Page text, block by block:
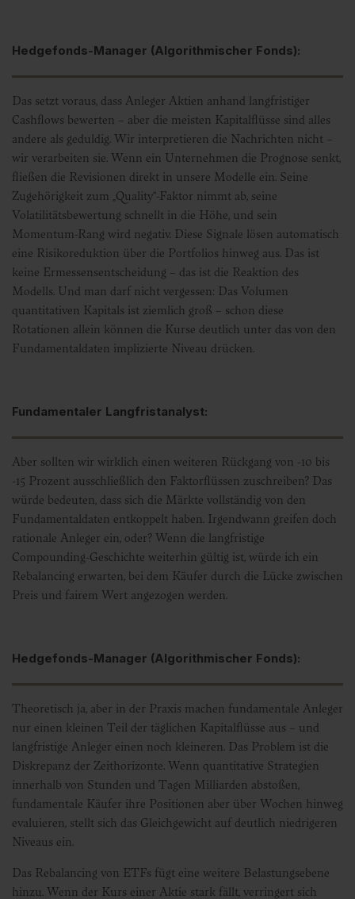
Hedgefonds-Manager (Algorithmischer Fonds):
Das setzt voraus, dass Anleger Aktien anhand langfristiger
Cashflows bewerten – aber die meisten Kapitalflüsse sind alles
andere als geduldig. Wir interpretieren die Nachrichten nicht –
wir verarbeiten sie. Wenn ein Unternehmen die Prognose senkt,
fließen die Revisionen direkt in unsere Modelle ein. Seine
Zugehörigkeit zum „Quality“-Faktor nimmt ab, seine
Volatilitätsbewertung schnellt in die Höhe, und sein
Momentum-Rang wird negativ. Diese Signale lösen automatisch
eine Risikoreduktion über die Portfolios hinweg aus. Das ist
keine Ermessensentscheidung – das ist die Reaktion des
Modells. Und man darf nicht vergessen: Das Volumen
quantitativen Kapitals ist ziemlich groß – schon diese
Rotationen allein können die Kurse deutlich unter das von den
Fundamentaldaten implizierte Niveau drücken.
Fundamentaler Langfristanalyst:
Aber sollten wir wirklich einen weiteren Rückgang von -10 bis
-15 Prozent ausschließlich den Faktorflüssen zuschreiben? Das
würde bedeuten, dass sich die Märkte vollständig von den
Fundamentaldaten entkoppelt haben. Irgendwann greifen doch
rationale Anleger ein, oder? Wenn die langfristige
Compounding-Geschichte weiterhin gültig ist, würde ich ein
Rebalancing erwarten, bei dem Käufer durch die Lücke zwischen
Preis und fairem Wert angezogen werden.
Hedgefonds-Manager (Algorithmischer Fonds):
Theoretisch ja, aber in der Praxis machen fundamentale Anleger
nur einen kleinen Teil der täglichen Kapitalflüsse aus – und
langfristige Anleger einen noch kleineren. Das Problem ist die
Diskrepanz der Zeithorizonte. Wenn quantitative Strategien
innerhalb von Stunden und Tagen Milliarden abstoßen,
fundamentale Käufer ihre Positionen aber über Wochen hinweg
evaluieren, stellt sich das Gleichgewicht auf deutlich niedrigeren
Niveaus ein.
Das Rebalancing von ETFs fügt eine weitere Belastungsebene
hinzu. Wenn der Kurs einer Aktie stark fällt, verringert sich